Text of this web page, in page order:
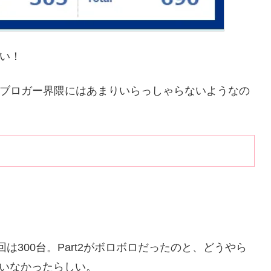
！
ロガー界隈にはあまりいらっしゃらないようなの
300台。Part2がボロボロだったのと、どうやら
なかったらしい。